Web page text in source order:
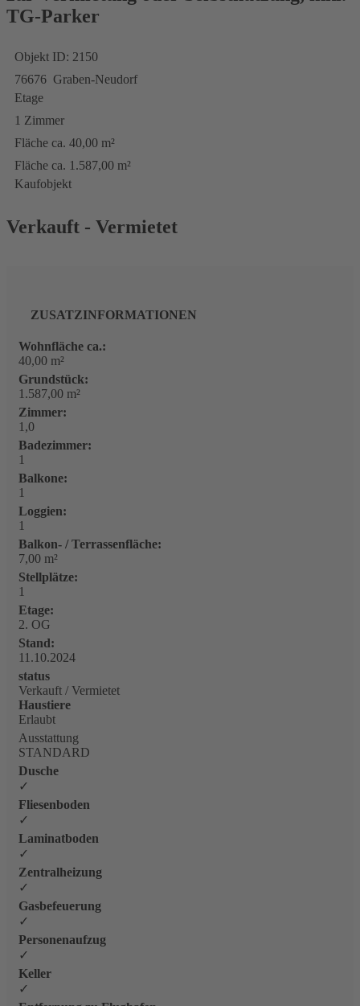
TG-Parker
Objekt ID: 2150
76676 Graben-Neudorf
Etage
1 Zimmer
Fläche ca. 40,00 m²
Fläche ca. 1.587,00 m²
Kaufobjekt
Verkauft - Vermietet
ZUSATZINFORMATIONEN
Wohnfläche ca.:
40,00 m²
Grundstück:
1.587,00 m²
Zimmer:
1,0
Badezimmer:
1
Balkone:
1
Loggien:
1
Balkon- / Terrassenfläche:
7,00 m²
Stellplätze:
1
Etage:
2. OG
Stand:
11.10.2024
status
Verkauft / Vermietet
Haustiere
Erlaubt
Ausstattung
STANDARD
Dusche
✓
Fliesenboden
✓
Laminatboden
✓
Zentralheizung
✓
Gasbefeuerung
✓
Personenaufzug
✓
Keller
✓